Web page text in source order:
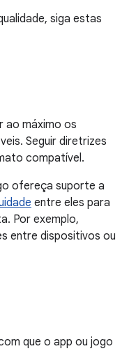
siga estas
ao máximo os
Seguir diretrizes
compatível.
ofereça suporte a
entre eles para
Por exemplo,
entre dispositivos ou
que o app ou jogo